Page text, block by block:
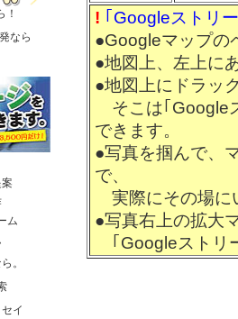
！
なら
ム
。
イ
! ｢Googleストリ
●Googleマップの
●地図上、左上に
●地図上にドラッ
そこは｢Google
できます。
●写真を掴んで、
で、
実際にその場に
●写真右上の拡大
｢Googleストリ